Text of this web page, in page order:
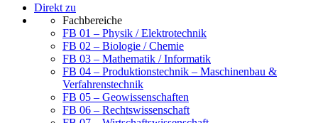
Direkt zu
Fachbereiche
FB 01 – Physik / Elektrotechnik
FB 02 – Biologie / Chemie
FB 03 – Mathematik / Informatik
FB 04 – Produktionstechnik – Maschinenbau &
Verfahrenstechnik
FB 05 – Geowissenschaften
FB 06 – Rechtswissenschaft